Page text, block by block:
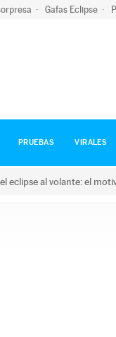
Gafas Eclipse
PRUEBAS VIRALES
eclipse al volante: el